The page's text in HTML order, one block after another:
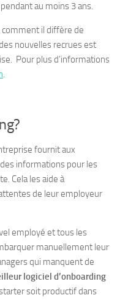
au moins 3 ans.
comment il diffère de
nouvelles recrues est
Pour plus d’informations
.
fournit aux
informations pour les
Cela les aide à
de leur employeur
employé et tous les
manuellement leur
qui manquent de
logiciel d’onboarding
soit productif dans